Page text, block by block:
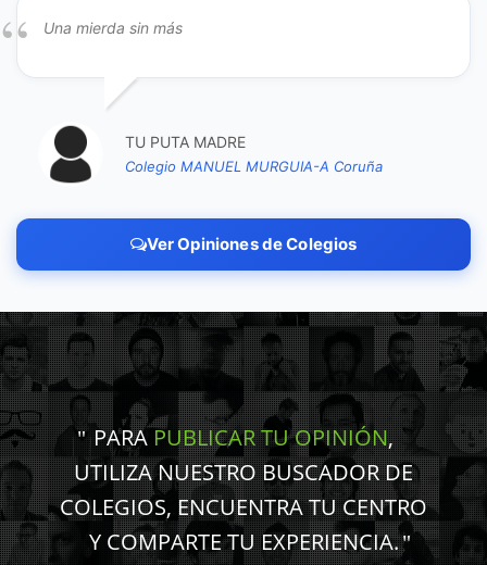
Una mierda sin más
TU PUTA MADRE
Colegio MANUEL MURGUIA-A Coruña
Ver Opiniones de Colegios
PARAPUBLICAR TU OPINIÓN,
UTILIZA NUESTRO BUSCADOR DE
COLEGIOS, ENCUENTRA TU CENTRO
Y COMPARTE TU EXPERIENCIA.